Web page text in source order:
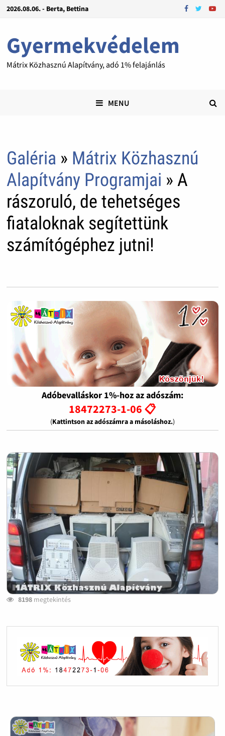
2026.08.06. - Berta, Bettina
Gyermekvédelem
Mátrix Közhasznú Alapítvány, adó 1% felajánlás
MENU
Galéria » Mátrix Közhasznú
Alapítvány Programjai » A
rászoruló, de tehetséges
fiataloknak segítettünk
számítógéphez jutni!
Adóbevalláskor 1%-hoz az adószám:
18472273-1-06 📋
(Kattintson az adószámra a másoláshoz.)
8198megtekintés